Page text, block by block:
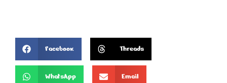
Facebook Threads
WhatsApp Email